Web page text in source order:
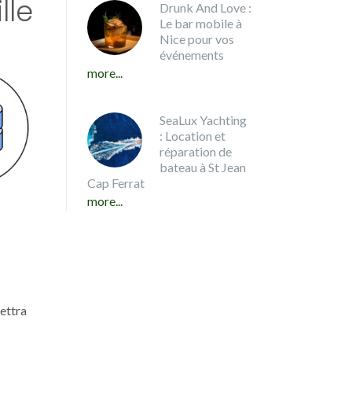
Drunk And Love :
Le bar mobile à
Nice pour vos
événements
more...
SeaLux Yachting
: Location et
réparation de
bateau à St Jean
Cap Ferrat
more...